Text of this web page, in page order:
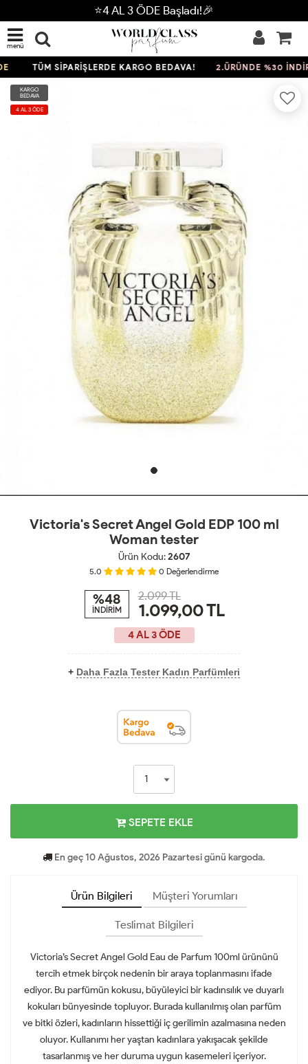
⭐4 AL 3 ÖDE Başladı!🎉
menü
TÜM SİPARİŞLERDE KARGO BEDAVA! 2.ÜRÜNDE %30 İNDİRİM
KARGO
BEDAVA
4 AL 3 ÖDE
Victoria's Secret Angel Gold EDP 100 ml
Woman tester
Ürün Kodu:2607
5.0 0 Değerlendirme
%48
İNDİRİM
2.099 TL
1.099,00TL
4 AL 3 ÖDE
+ Daha Fazla Tester Kadın Parfümleri
SEPETE EKLE
En geç 10 Ağustos, 2026 Pazartesi günü kargoda.
Ürün Bilgileri Müşteri Yorumları
Teslimat Bilgileri
Victoria’s Secret Angel Gold Eau de Parfum 100ml ürününü
tercih etmek birçok nedenin bir araya toplanmasını ifade
ediyor. Bu parfümün kokusu, büyüleyici bir kadınsılık ve duyarlı
kokuları bünyesinde topluyor. Burada kullanılmış olan parfüm
ve bitki özleri, kadınların hissettiği iç gerilimin azalmasına neden
oluyor. Kullanımı her yaştan kadınlara yakışacak şekilde
tasarlanmış ve her duruma uygun kasemeleri içeriyor.